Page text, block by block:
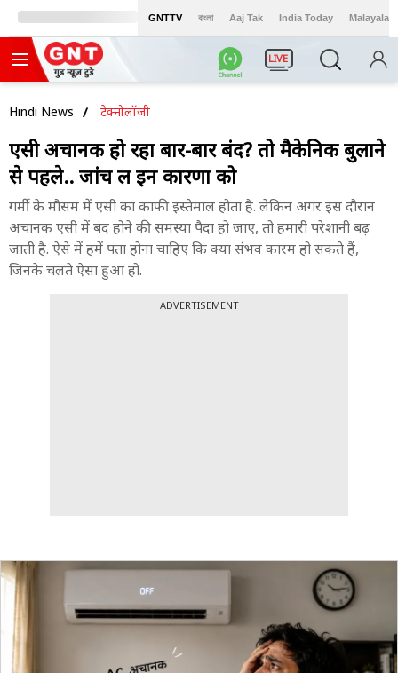
GNTTV বাংলা Aaj Tak India Today Malayalam
LIVE
Hindi News टेक्नोलॉजी
एसी अचानक हो रहा बार-बार बंद? तो मैकेनिक बुलाने
से पहले.. जांच लें इन कारणों को
गर्मी के मौसम में एसी का काफी इस्तेमाल होता है. लेकिन अगर इस दौरान
अचानक एसी में बंद होने की समस्या पैदा हो जाए, तो हमारी परेशानी बढ़
जाती है. ऐसे में हमें पता होना चाहिए कि क्या संभव कारम हो सकते हैं,
जिनके चलते ऐसा हुआ हो.
ADVERTISEMENT